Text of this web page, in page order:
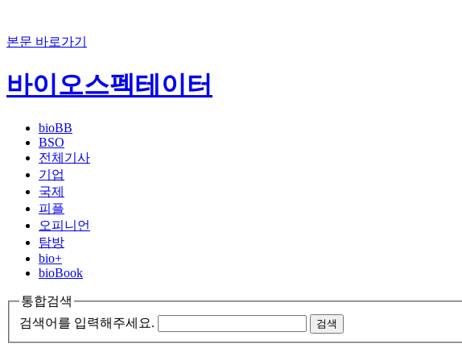
본문 바로가기
바이오스펙테이터
bioBB
BSO
전체기사
기업
국제
피플
오피니언
탐방
bio+
bioBook
통합검색
검색어를 입력해주세요.
검색